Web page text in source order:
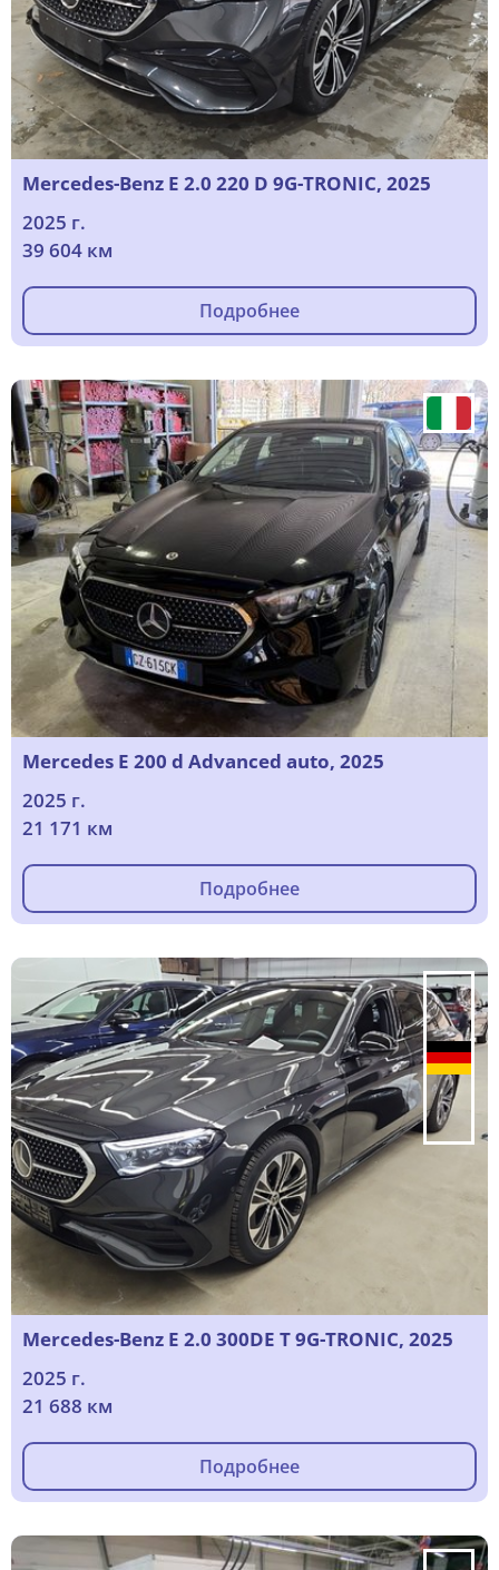
Mercedes-Benz E 2.0 220 D 9G-TRONIC, 2025
2025 г.
39 604 км
Подробнее
Mercedes E 200 d Advanced auto, 2025
2025 г.
21 171 км
Подробнее
Mercedes-Benz E 2.0 300DE T 9G-TRONIC, 2025
2025 г.
21 688 км
Подробнее